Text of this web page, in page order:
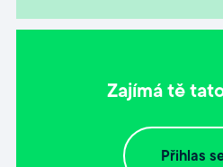
Zajímá tě
Přihlas